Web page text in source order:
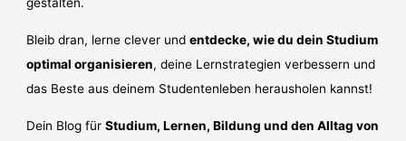
gestalten.
Bleib dran, lerne clever undentdecke, wie du dein Studium
optimal organisieren, deine Lernstrategien verbessern und
das Beste aus deinem Studentenleben herausholen kannst!
Dein Blog fürStudium, Lernen, Bildung und den Alltag von